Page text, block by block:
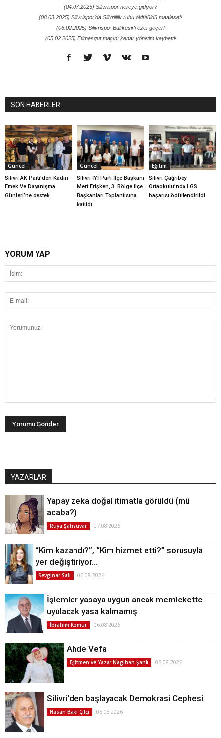
(04.07.2025) Silivrispor nereye gidiyor?
(08.03.2025) Silivrispor’da Silivrililik ruhu öldürüldü maalesef!
(06.02.2025) Silivrispor Balıkesir'i ezer geçer!
(05.02.2025) Etimesgut maçını kenar yönetim kaybetti!
SON HABERLER
Güncel
Silivri AK Parti’den Kadın
Emek Ve Dayanışma
Günleri’ne destek
Güncel
Silivri İYİ Parti İlçe Başkanı
Mert Erişken, 3. Bölge İlçe
Başkanları Toplantısına
katıldı
Eğitim
Silivri Çağrıbey
Ortaokulu’nda LGS
başarısı ödüllendirildi
YORUM YAP
YAZARLAR
Yapay zeka doğal itimatla görüldü (mü
acaba?)
Rüya Şahsuvar 07.08.2026
“Kim kazandı?”, “Kim hizmet etti?” sorusuyla
yer değiştiriyor…
Sevginar Sali 06.08.2026
İşlemler yasaya uygun ancak memlekette
uyulacak yasa kalmamış
İbrahim Kömür 06.08.2026
Ahde Vefa
Eğitmen ve Yazar Nagihan Şanlı 05.08.2026
Silivri'den başlayacak Demokrasi Cephesi
Hasan Baki Çifçi 05.08.2026